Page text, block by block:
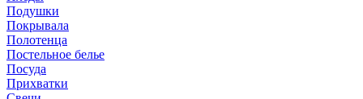
Подушки
Покрывала
Полотенца
Постельное белье
Посуда
Прихватки